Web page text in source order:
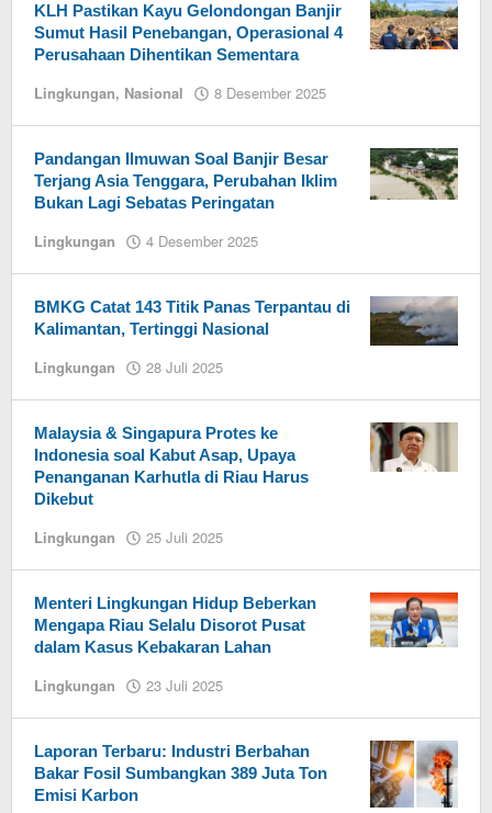
KLH Pastikan Kayu Gelondongan Banjir
Sumut Hasil Penebangan, Operasional 4
Perusahaan Dihentikan Sementara
Lingkungan, Nasional 8 Desember 2025
Pandangan Ilmuwan Soal Banjir Besar
Terjang Asia Tenggara, Perubahan Iklim
Bukan Lagi Sebatas Peringatan
Lingkungan 4 Desember 2025
BMKG Catat 143 Titik Panas Terpantau di
Kalimantan, Tertinggi Nasional
Lingkungan 28 Juli 2025
Malaysia & Singapura Protes ke
Indonesia soal Kabut Asap, Upaya
Penanganan Karhutla di Riau Harus
Dikebut
Lingkungan 25 Juli 2025
Menteri Lingkungan Hidup Beberkan
Mengapa Riau Selalu Disorot Pusat
dalam Kasus Kebakaran Lahan
Lingkungan 23 Juli 2025
Laporan Terbaru: Industri Berbahan
Bakar Fosil Sumbangkan 389 Juta Ton
Emisi Karbon